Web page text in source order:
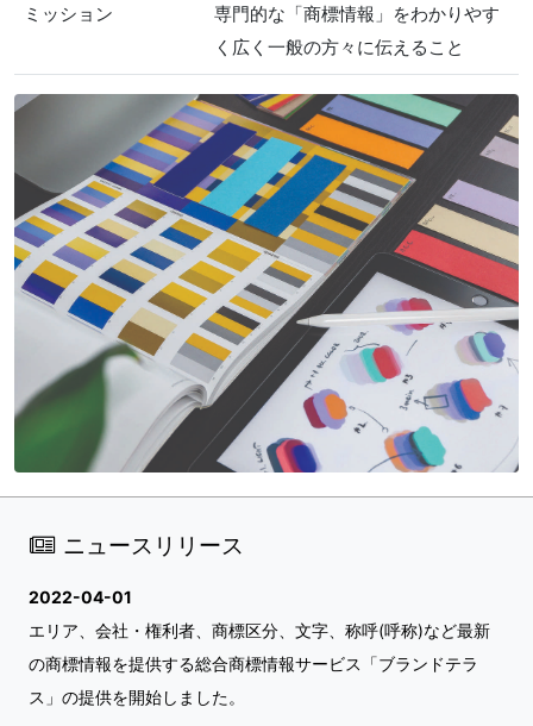
ミッション
専門的な「商標情報」をわかりやす
く広く一般の方々に伝えること
ニュースリリース
2022-04-01
エリア、会社・権利者、商標区分、文字、称呼(呼称)など最新
の商標情報を提供する総合商標情報サービス「ブランドテラ
ス」の提供を開始しました。